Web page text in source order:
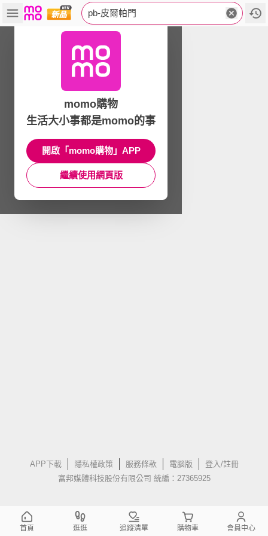
pb-皮爾帕門
APP下載 隱私權政策 服務條款 電腦版
登入/註冊
富邦媒體科技股份有限公司 統編：27365925
momo購物
生活大小事都是momo的事
開啟「momo購物」APP
繼續使用網頁版
首頁 逛逛 追蹤清單 購物車 會員中心